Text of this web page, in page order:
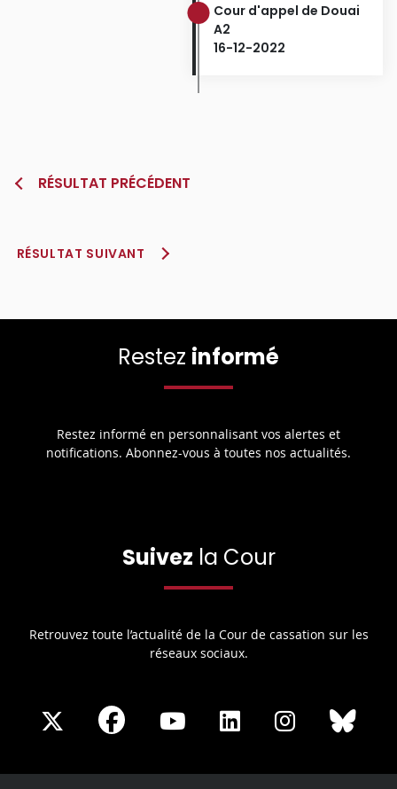
Cour d'appel de Douai
A2
16-12-2022
RÉSULTAT PRÉCÉDENT
RÉSULTAT SUIVANT
Restez informé
Restez informé en personnalisant vos alertes et
notifications. Abonnez-vous à toutes nos actualités.
Suivez la Cour
Retrouvez toute l’actualité de la Cour de cassation sur les
réseaux sociaux.
Share
X
Share
Facebook
Share
Youtube
Share
LinkedIn
Share
Instagram